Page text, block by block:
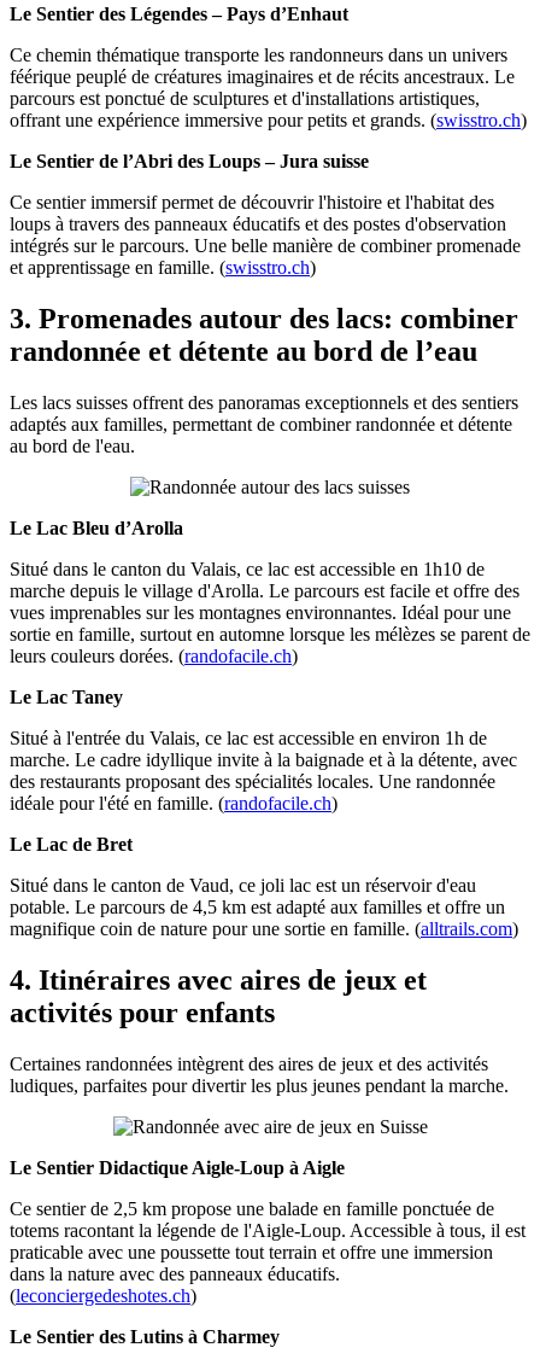
Le Sentier des Légendes – Pays d’Enhaut
Ce chemin thématique transporte les randonneurs dans un univers
féérique peuplé de créatures imaginaires et de récits ancestraux. Le
parcours est ponctué de sculptures et d'installations artistiques,
offrant une expérience immersive pour petits et grands. (swisstro.ch)
Le Sentier de l’Abri des Loups – Jura suisse
Ce sentier immersif permet de découvrir l'histoire et l'habitat des
loups à travers des panneaux éducatifs et des postes d'observation
intégrés sur le parcours. Une belle manière de combiner promenade
et apprentissage en famille. (swisstro.ch)
3. Promenades autour des lacs: combiner
randonnée et détente au bord de l’eau
Les lacs suisses offrent des panoramas exceptionnels et des sentiers
adaptés aux familles, permettant de combiner randonnée et détente
au bord de l'eau.
Le Lac Bleu d’Arolla
Situé dans le canton du Valais, ce lac est accessible en 1h10 de
marche depuis le village d'Arolla. Le parcours est facile et offre des
vues imprenables sur les montagnes environnantes. Idéal pour une
sortie en famille, surtout en automne lorsque les mélèzes se parent de
leurs couleurs dorées. (randofacile.ch)
Le Lac Taney
Situé à l'entrée du Valais, ce lac est accessible en environ 1h de
marche. Le cadre idyllique invite à la baignade et à la détente, avec
des restaurants proposant des spécialités locales. Une randonnée
idéale pour l'été en famille. (randofacile.ch)
Le Lac de Bret
Situé dans le canton de Vaud, ce joli lac est un réservoir d'eau
potable. Le parcours de 4,5 km est adapté aux familles et offre un
magnifique coin de nature pour une sortie en famille. (alltrails.com)
4. Itinéraires avec aires de jeux et
activités pour enfants
Certaines randonnées intègrent des aires de jeux et des activités
ludiques, parfaites pour divertir les plus jeunes pendant la marche.
Le Sentier Didactique Aigle-Loup à Aigle
Ce sentier de 2,5 km propose une balade en famille ponctuée de
totems racontant la légende de l'Aigle-Loup. Accessible à tous, il est
praticable avec une poussette tout terrain et offre une immersion
dans la nature avec des panneaux éducatifs.
(leconciergedeshotes.ch)
Le Sentier des Lutins à Charmey